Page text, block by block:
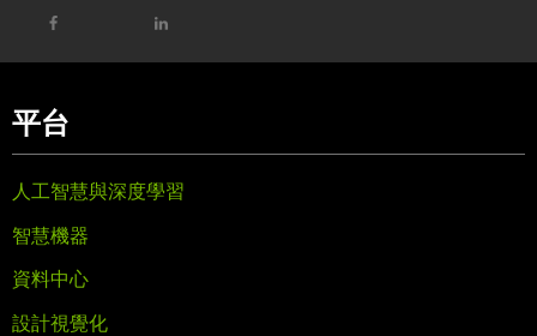
平台
人工智慧與深度學習
智慧機器
資料中心
設計視覺化